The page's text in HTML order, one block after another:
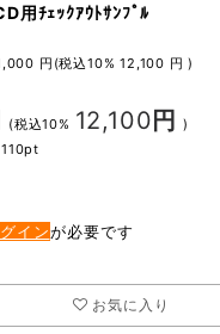
用ﾁｪｯｸｱｳﾄｻﾝﾌﾟﾙ
円(税込10%12,100 円 )
(税込10% 12,100 円
)
110pt
インが必要です
お気に入り